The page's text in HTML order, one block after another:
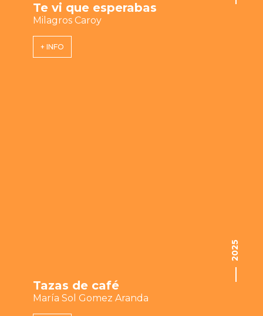
Te vi que esperabas
Milagros Caroy
+ INFO
Tazas de café
María Sol Gomez Aranda
2025